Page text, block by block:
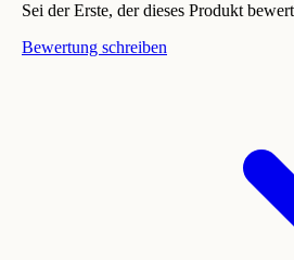
Sei der Erste, der dieses Produkt
Bewertung schreiben